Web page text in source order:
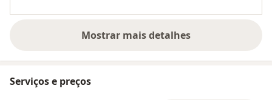
Mostrar mais detalhes
sobre a experiência
Serviços e preços